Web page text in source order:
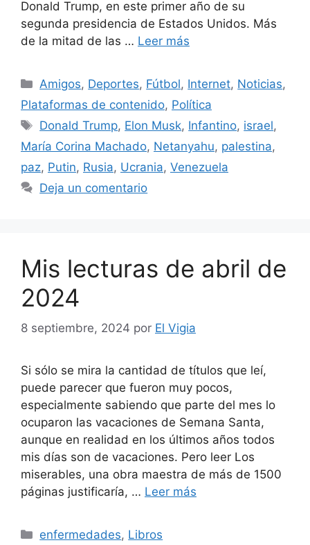
Donald Trump, en este primer año de su
segunda presidencia de Estados Unidos. Más
de la mitad de las … Leer más
Categorías
Amigos, Deportes, Fútbol, Internet, Noticias,
Plataformas de contenido, Política
Etiquetas
Donald Trump, Elon Musk, Infantino, israel,
María Corina Machado, Netanyahu, palestina,
paz, Putin, Rusia, Ucrania, Venezuela
Deja un comentario
Mis lecturas de abril de
2024
8 septiembre, 2024 por El Vigia
Si sólo se mira la cantidad de títulos que leí,
puede parecer que fueron muy pocos,
especialmente sabiendo que parte del mes lo
ocuparon las vacaciones de Semana Santa,
aunque en realidad en los últimos años todos
mis días son de vacaciones. Pero leer Los
miserables, una obra maestra de más de 1500
páginas justificaría, … Leer más
Categorías
enfermedades, Libros